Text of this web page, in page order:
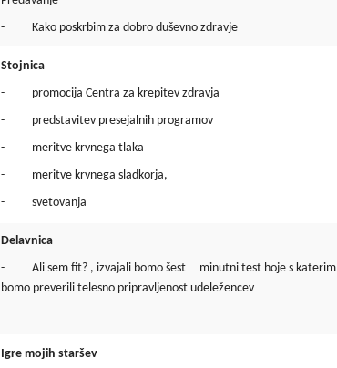
- Kako poskrbim za dobro duševno zdravje
Stojnica
- promocija Centra za krepitev zdravja
- predstavitev presejalnih programov
- meritve krvnega tlaka
- meritve krvnega sladkorja,
- svetovanja
Delavnica
- Ali sem fit? , izvajali bomo šest minutni test hoje s katerim
bomo preverili telesno pripravljenost udeležencev
Igre mojih staršev